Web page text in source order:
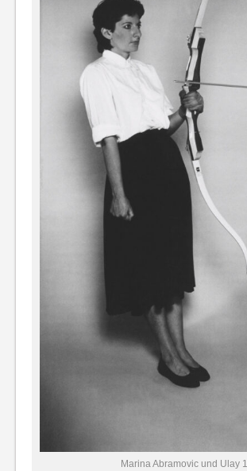
Marina Abramovic und Ulay